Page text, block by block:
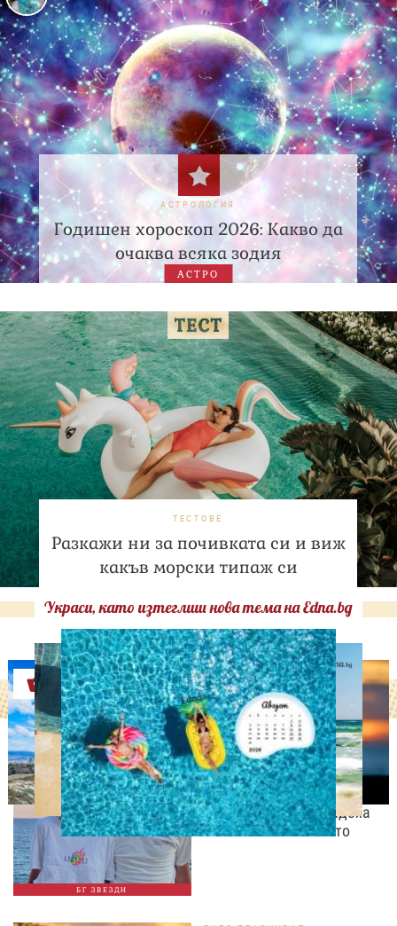
АСТРОЛОГИЯ
Годишен хороскоп 2026: Какво да
очаква всяка зодия
АСТРО
ТЕСТОВЕ
Разкажи ни за почивката си и виж
какъв морски типаж си
Украси, като изтеглиш нова тема на Edna.bg
Оферти
БГ ЗВЕЗДИ
СВОБОДНО ВРЕМЕ
„Тук сме най-щастливи“:
Радина Кърджилова и
Пламен Димов издадоха
своето любимо място